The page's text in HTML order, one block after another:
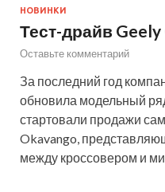
НОВИНКИ
Тест-драйв Geely
Оставьте комментарий
За последний год
обновила модельный
стартовали продажи
Okavango,
между кроссовером и